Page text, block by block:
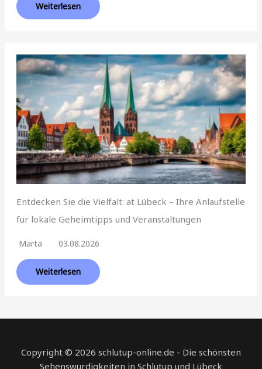
Weiterlesen
Entdecken Sie die Vielfalt: at Lübeck – Ihre Anlaufstelle
für lokale Geheimtipps und Veranstaltungen
Marta 03.08.2026
Weiterlesen
Copyright © 2026 schlutup-online.de - Die schönsten
Sehenswürdigkeiten in Schlutup und Lübeck